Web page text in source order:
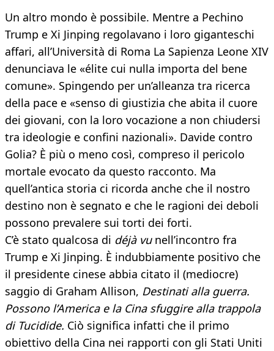
Un altro mondo è possibile. Mentre a Pechino
Trump e Xi Jinping regolavano i loro giganteschi
affari, all’Università di Roma La Sapienza Leone XIV
denunciava le «élite cui nulla importa del bene
comune». Spingendo per un’alleanza tra ricerca
della pace e «senso di giustizia che abita il cuore
dei giovani, con la loro vocazione a non chiudersi
tra ideologie e confini nazionali». Davide contro
Golia? È più o meno così, compreso il pericolo
mortale evocato da questo racconto. Ma
quell’antica storia ci ricorda anche che il nostro
destino non è segnato e che le ragioni dei deboli
possono prevalere sui torti dei forti.
C’è stato qualcosa di déjà vu nell’incontro fra
Trump e Xi Jinping. È indubbiamente positivo che
il presidente cinese abbia citato il (mediocre)
saggio di Graham Allison, Destinati alla guerra.
Possono l’America e la Cina sfuggire alla trappola
di Tucidide. Ciò significa infatti che il primo
obiettivo della Cina nei rapporti con gli Stati Uniti